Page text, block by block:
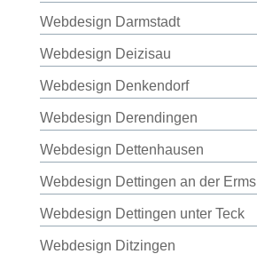
Webdesign Darmstadt
Webdesign Deizisau
Webdesign Denkendorf
Webdesign Derendingen
Webdesign Dettenhausen
Webdesign Dettingen an der Erms
Webdesign Dettingen unter Teck
Webdesign Ditzingen